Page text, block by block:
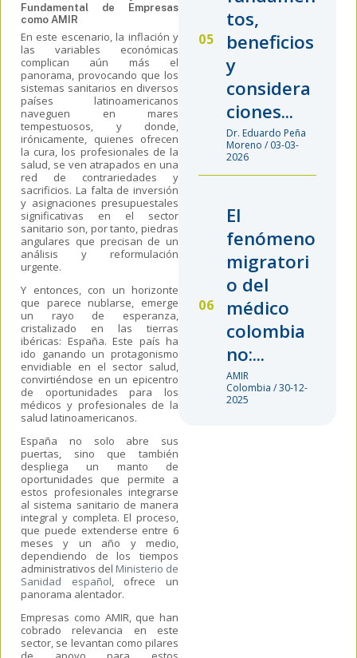
Fundamental de Empresas
como AMIR
En este escenario, la inflación y
las variables económicas
complican aún más el
panorama, provocando que los
sistemas sanitarios en diversos
países latinoamericanos
naveguen en mares
tempestuosos, y donde,
irónicamente, quienes ofrecen
la cura, los profesionales de la
salud, se ven atrapados en una
red de contrariedades y
sacrificios. La falta de inversión
y asignaciones presupuestales
significativas en el sector
sanitario son, por tanto, piedras
angulares que precisan de un
análisis y reformulación
urgente.
Y entonces, con un horizonte
que parece nublarse, emerge
un rayo de esperanza,
cristalizado en las tierras
ibéricas: España. Este país ha
ido ganando un protagonismo
envidiable en el sector salud,
convirtiéndose en un epicentro
de oportunidades para los
médicos y profesionales de la
salud latinoamericanos.
España no solo abre sus
puertas, sino que también
despliega un manto de
oportunidades que permite a
estos profesionales integrarse
al sistema sanitario de manera
integral y completa. El proceso,
que puede extenderse entre 6
meses y un año y medio,
dependiendo de los tiempos
administrativos del Ministerio de
Sanidad español, ofrece un
panorama alentador.
Empresas como AMIR, que han
cobrado relevancia en este
sector, se levantan como pilares
tos,
beneficios
y
considera
ciones...
Dr. Eduardo Peña
Moreno / 03-03-
2026
El
fenómeno
migratori
o del
médico
colombia
no:...
AMIR
Colombia / 30-12-
2025